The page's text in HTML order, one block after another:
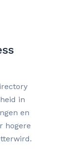
in
en
hogere